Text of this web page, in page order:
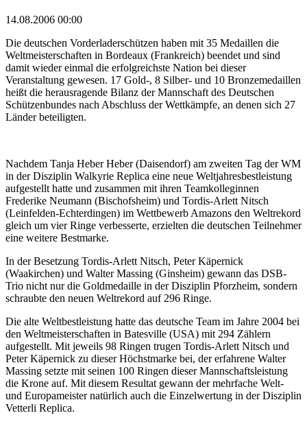
14.08.2006 00:00
Die deutschen Vorderladerschützen haben mit 35 Medaillen die
Weltmeisterschaften in Bordeaux (Frankreich) beendet und sind
damit wieder einmal die erfolgreichste Nation bei dieser
Veranstaltung gewesen. 17 Gold-, 8 Silber- und 10 Bronzemedaillen
heißt die herausragende Bilanz der Mannschaft des Deutschen
Schützenbundes nach Abschluss der Wettkämpfe, an denen sich 27
Länder beteiligten.
Nachdem Tanja Heber Heber (Daisendorf) am zweiten Tag der WM
in der Disziplin Walkyrie Replica eine neue Weltjahresbestleistung
aufgestellt hatte und zusammen mit ihren Teamkolleginnen
Frederike Neumann (Bischofsheim) und Tordis-Arlett Nitsch
(Leinfelden-Echterdingen) im Wettbewerb Amazons den Weltrekord
gleich um vier Ringe verbesserte, erzielten die deutschen Teilnehmer
eine weitere Bestmarke.
In der Besetzung Tordis-Arlett Nitsch, Peter Käpernick
(Waakirchen) und Walter Massing (Ginsheim) gewann das DSB-
Trio nicht nur die Goldmedaille in der Disziplin Pforzheim, sondern
schraubte den neuen Weltrekord auf 296 Ringe.
Die alte Weltbestleistung hatte das deutsche Team im Jahre 2004 bei
den Weltmeisterschaften in Batesville (USA) mit 294 Zählern
aufgestellt. Mit jeweils 98 Ringen trugen Tordis-Arlett Nitsch und
Peter Käpernick zu dieser Höchstmarke bei, der erfahrene Walter
Massing setzte mit seinen 100 Ringen dieser Mannschaftsleistung
die Krone auf. Mit diesem Resultat gewann der mehrfache Welt-
und Europameister natürlich auch die Einzelwertung in der Disziplin
Vetterli Replica.